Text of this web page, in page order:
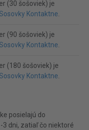
(30 šošoviek) je
Kontaktne.
(90 šošoviek) je
Kontaktne.
(180 šošoviek) je
Kontaktne.
posielajú do
3 dni, zatiaľ čo niektoré